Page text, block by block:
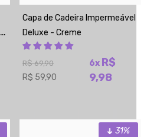
Capa de Cadeira Impermeável
Deluxe - Creme
R$ 69,90
R$ 59,90
6x R$
9,98
31%